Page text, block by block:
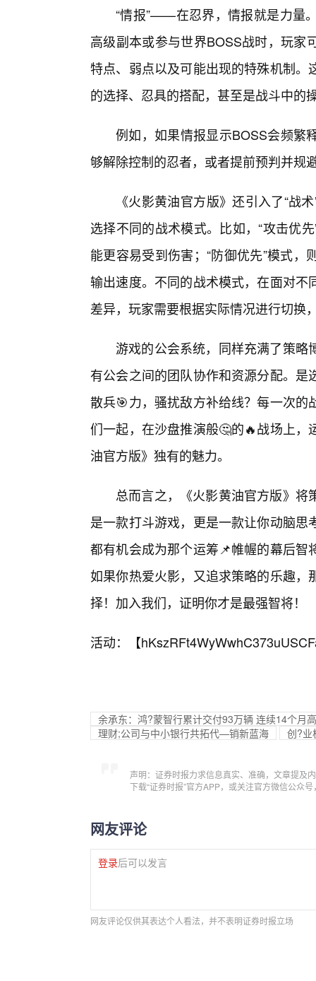
“情报”——在忍界，情报就是力量
高级副本或参与世界BOSS战时，玩家
特点、弱点以及可能出现的特殊机制
的选择、忍具的搭配，甚至是战斗中的
例如，如果情报显示BOSS会频繁
够解除控制的忍者，或者提前预判并规
《火影黄油官方版》还引入了“战
选择不同的战术模式。比如，“攻击优
能更容易受到伤害；“防御优先”模式
输出速度。不同的战术模式，在面对
差异，玩家需要根据实际情况进行切换
游戏的公会系统，同样充满了策略
有公会之间的团队协作和资源分配。
散兵🎯力，骚扰敌方补给线？每一次
们一起，在沙盘推演般🤔的🔥战场上
油官方版》独有的魅力。
总而言之，《火影黄油官方版》
是一款打斗游戏，更是一款让你动脑
都有机会成为那个运筹📌帷幄的幕后
如果你热爱火影，又追求策略的乐趣
择！加入我们，证明你才是最强智将！
活动：【
余承东：鸿?蒙智行累计交付93万辆 连续14个月
理财;公司与中小银行共拓代—销新蓝海
创?业
声明：证券时报力求信息真实、准确，文章提及
下载“证券时报”官方APP，或关注官方微信公众
网友评论
登录后可以发言
网友评论仅供其表达个人看法，并不表明证券时报立场